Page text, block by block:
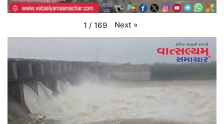
1 / 169 Next »